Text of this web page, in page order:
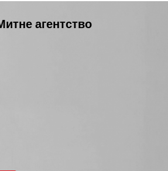
агентство